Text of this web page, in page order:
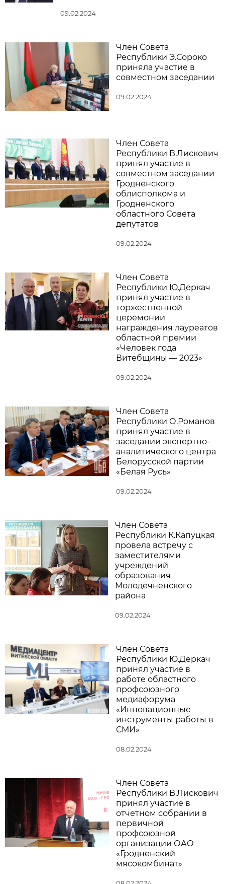
09.02.2024
Член Совета
Республики Э.Сороко
приняла участие в
совместном заседании
09.02.2024
Член Совета
Республики В.Лискович
принял участие в
совместном заседании
Гродненского
облисполкома и
Гродненского
областного Совета
депутатов
09.02.2024
Член Совета
Республики Ю.Деркач
принял участие в
торжественной
церемонии
награждения лауреатов
областной премии
«Человек года
Витебщины — 2023»
09.02.2024
Член Совета
Республики О.Романов
принял участие в
заседании экспертно-
аналитического центра
Белорусской партии
«Белая Русь»
09.02.2024
Член Совета
Республики К.Капуцкая
провела встречу с
заместителями
учреждений
образования
Молодечненского
района
09.02.2024
Член Совета
Республики Ю.Деркач
принял участие в
работе областного
профсоюзного
медиафорума
«Инновационные
инструменты работы в
СМИ»
08.02.2024
Член Совета
Республики В.Лискович
принял участие в
отчетном собрании в
первичной
профсоюзной
организации ОАО
«Гродненский
мясокомбинат»